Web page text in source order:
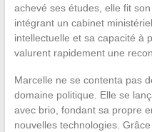
achevé ses études, elle fit
intégrant un cabinet
intellectuelle et sa capacité à
valurent rapidement une
Marcelle ne se contenta pas
domaine politique. Elle se
avec brio, fondant sa propre
nouvelles technologies.